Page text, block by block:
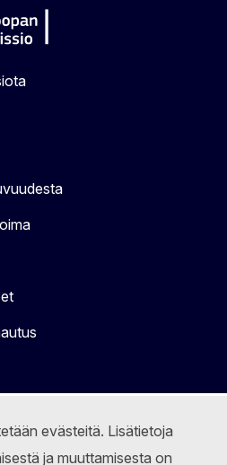
evästeitä. Lisätietoja
ja muuttamisesta on